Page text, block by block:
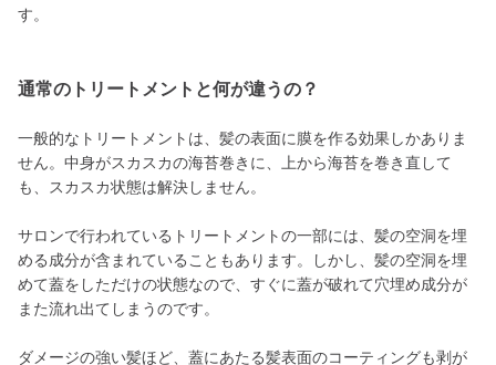
す。
通常のトリートメントと何が違うの？
一般的なトリートメントは、髪の表面に膜を作る効果しかありま
せん。中身がスカスカの海苔巻きに、上から海苔を巻き直して
も、スカスカ状態は解決しません。
サロンで行われているトリートメントの一部には、髪の空洞を埋
める成分が含まれていることもあります。しかし、髪の空洞を埋
めて蓋をしただけの状態なので、すぐに蓋が破れて穴埋め成分が
また流れ出てしまうのです。
ダメージの強い髪ほど、蓋にあたる髪表面のコーティングも剥が